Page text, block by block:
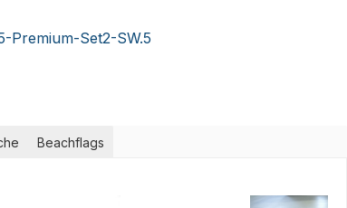
Premium-Set2-SW.5
Beachflags